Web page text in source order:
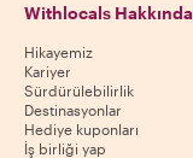
Withlocals Hakkında
Hikayemiz
Kariyer
Sürdürülebilirlik
Destinasyonlar
Hediye kuponları
İş birliği yap